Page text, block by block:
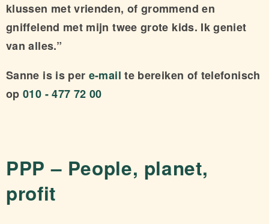
klussen met vrienden, of grommend en
gniffelend met mijn twee grote kids. Ik geniet
van alles.”
Sanne is is per e-mail te bereiken of telefonisch
op010 - 477 72 00
PPP – People, planet,
profit